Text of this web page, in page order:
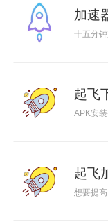
加速
十五分
起飞
APK安
起飞
想要提